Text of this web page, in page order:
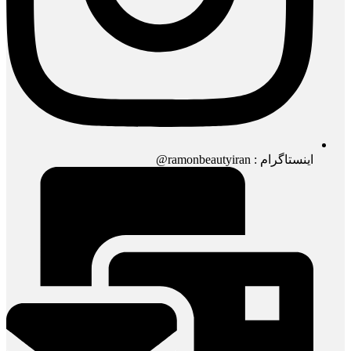
اینستاگرام : ramonbeautyiran@